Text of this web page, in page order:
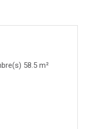
Appartement 3 pièce(s) 2 chambre(s) 58.5 m²